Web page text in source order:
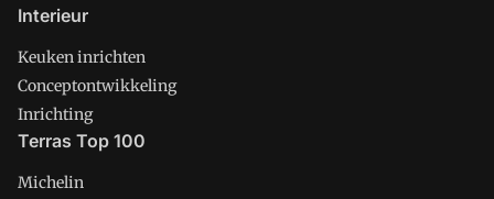
Interieur
Keuken inrichten
Conceptontwikkeling
Inrichting
Terras Top 100
Michelin